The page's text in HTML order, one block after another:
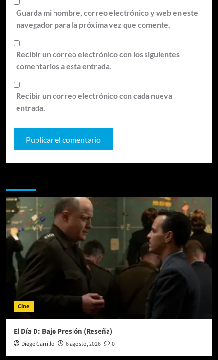
Guarda mi nombre, correo electrónico y web en este
navegador para la próxima vez que comente.
Recibir un correo electrónico con los siguientes
comentarios a esta entrada.
Recibir un correo electrónico con cada nueva
entrada.
Cine
El Día D: Bajo Presión (Reseña)
Diego Carrillo 6 agosto, 2026 0